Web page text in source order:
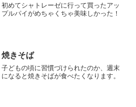
初めてシャトレーゼに行って買ったアッ
プルパイがめちゃくちゃ美味しかった！
焼きそば
子どもの頃に習慣づけられたのか、週末
になると焼きそばが食べたくなります。